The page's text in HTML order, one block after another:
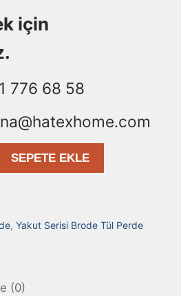
Tül Perde
Brode Tül Perde
Tül Perde
Dokuma Perde
İLETİŞİM
için
776 68 58
SEPETE EKLE
, Yakut Serisi Brode Tül Perde
(0)